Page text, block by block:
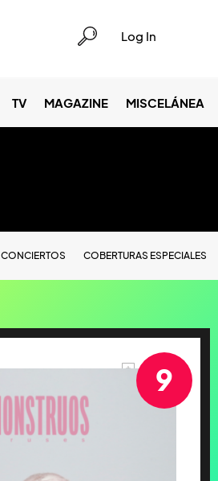
Log In
TV MAGAZINE MISCELÁNEA
CONCIERTOS COBERTURAS ESPECIALES
9